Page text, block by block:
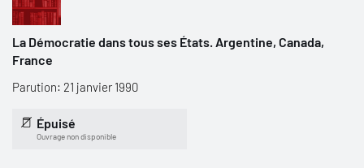
La Démocratie dans tous ses États. Argentine, Canada,
France
Parution: 21 janvier 1990
Épuisé
Ouvrage non disponible